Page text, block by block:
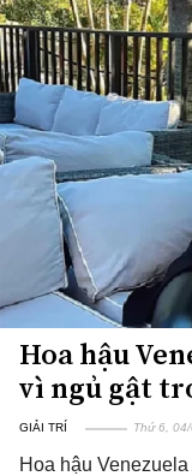
Hoa hậu
vì ngủ gật
GIẢI TRÍ Thứ 6,
Hoa hậu